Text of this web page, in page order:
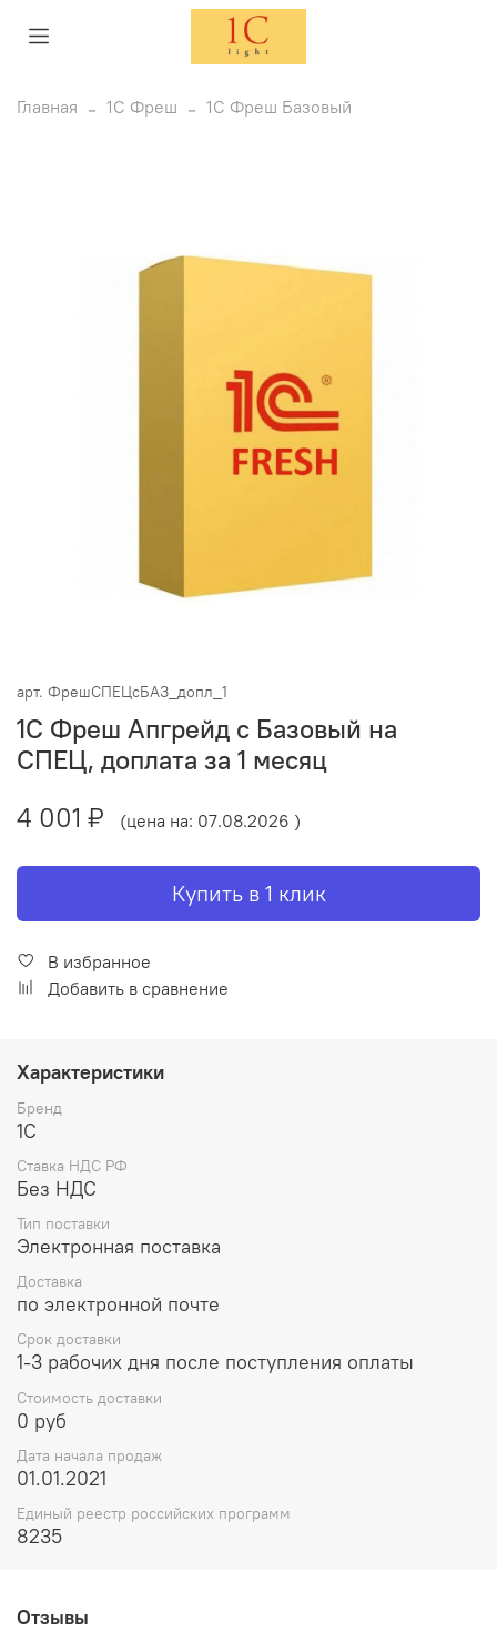
Главная 1С Фреш 1С Фреш Базовый
арт. ФрешСПЕЦсБАЗ_допл_1
1С Фреш Апгрейд с Базовый на
СПЕЦ, доплата за 1 месяц
4 001 ₽
(цена на: 07.08.2026 )
Купить в 1 клик
В избранное
Добавить в сравнение
Характеристики
Бренд
1С
Ставка НДС РФ
Без НДС
Тип поставки
Электронная поставка
Доставка
по электронной почте
Срок доставки
1-3 рабочих дня после поступления оплаты
Стоимость доставки
0 руб
Дата начала продаж
01.01.2021
Единый реестр российских программ
8235
Отзывы